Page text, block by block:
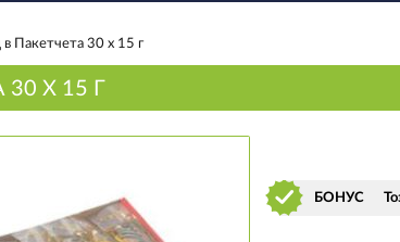
Пакетчета 30 х 15 г
Х 15 Г
БОНУС